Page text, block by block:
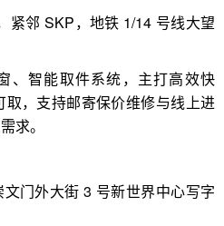
紧邻 SKP，地铁 1/14 号线大望
、智能取件系统，主打高效快
，支持邮寄保价维修与线上进
求。
门外大街 3 号新世界中心写字